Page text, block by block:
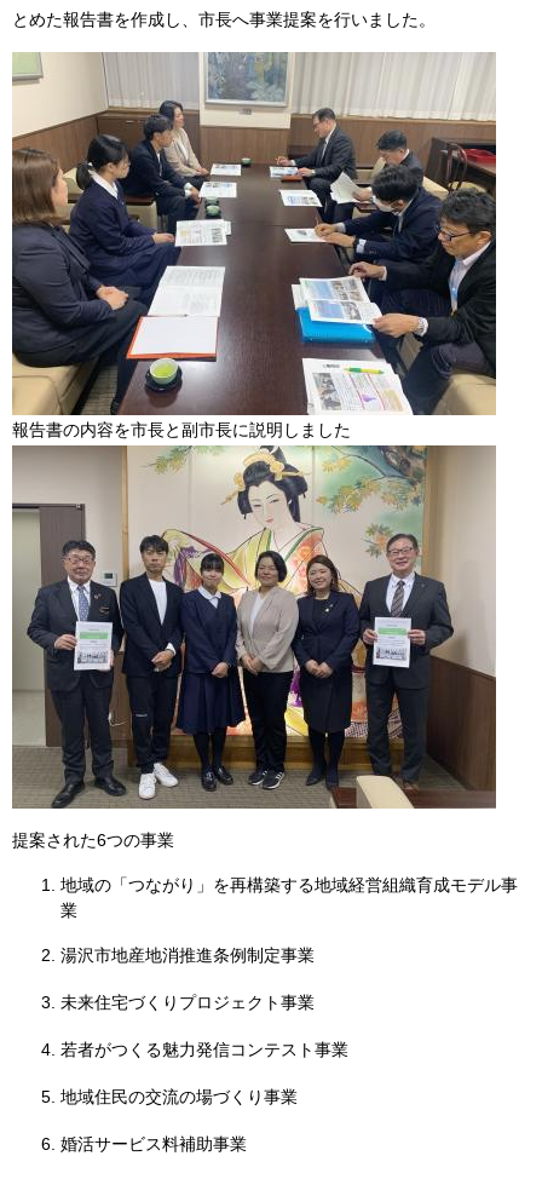
とめた報告書を作成し、市長へ事業提案を行いました。
報告書の内容を市長と副市長に説明しました
提案された6つの事業
地域の「つながり」を再構築する地域経営組織育成モデル事
業
湯沢市地産地消推進条例制定事業
未来住宅づくりプロジェクト事業
若者がつくる魅力発信コンテスト事業
地域住民の交流の場づくり事業
婚活サービス料補助事業